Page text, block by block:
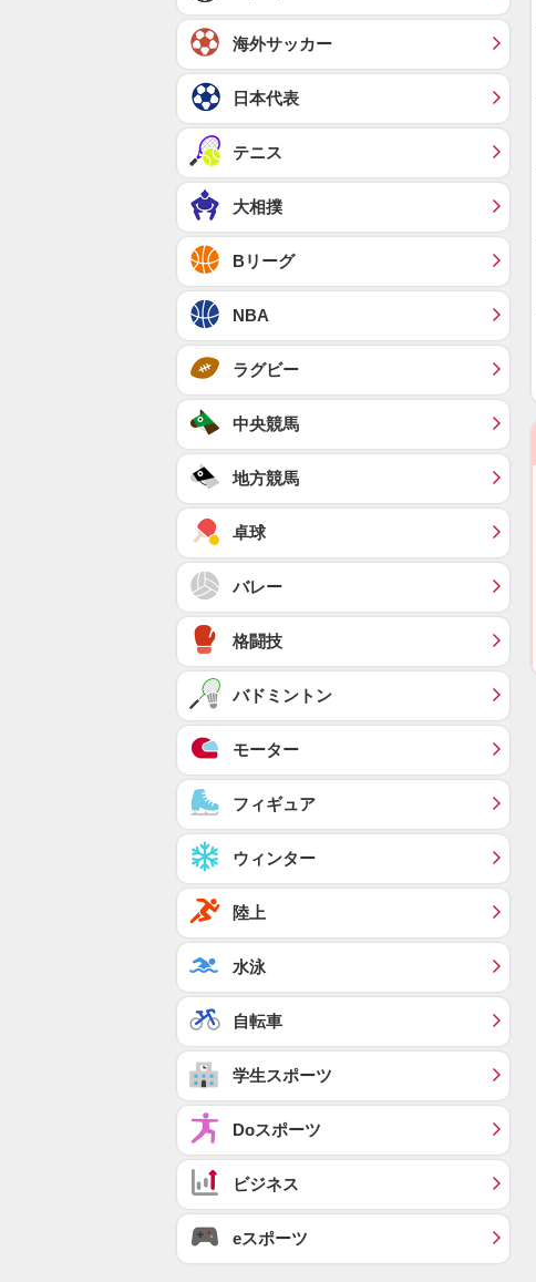
海外サッカー
日本代表
テニス
大相撲
Bリーグ
NBA
ラグビー
中央競馬
地方競馬
卓球
バレー
格闘技
バドミントン
モーター
フィギュア
ウィンター
陸上
水泳
自転車
学生スポーツ
Doスポーツ
ビジネス
eスポーツ